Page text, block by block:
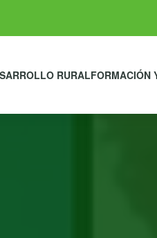
RURALFORMACIÓN